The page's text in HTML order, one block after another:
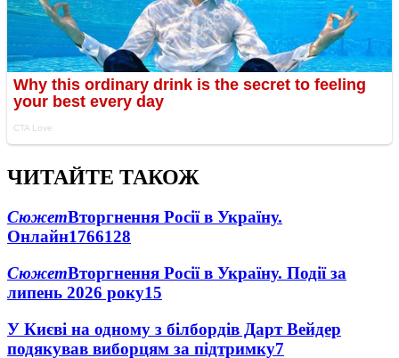
ЧИТАЙТЕ ТАКОЖ
СюжетВторгнення Росії в Україну.
Онлайн1766128
СюжетВторгнення Росії в Україну. Події за
липень 2026 року15
У Києві на одному з білбордів Дарт Вейдер
подякував виборцям за підтримку7